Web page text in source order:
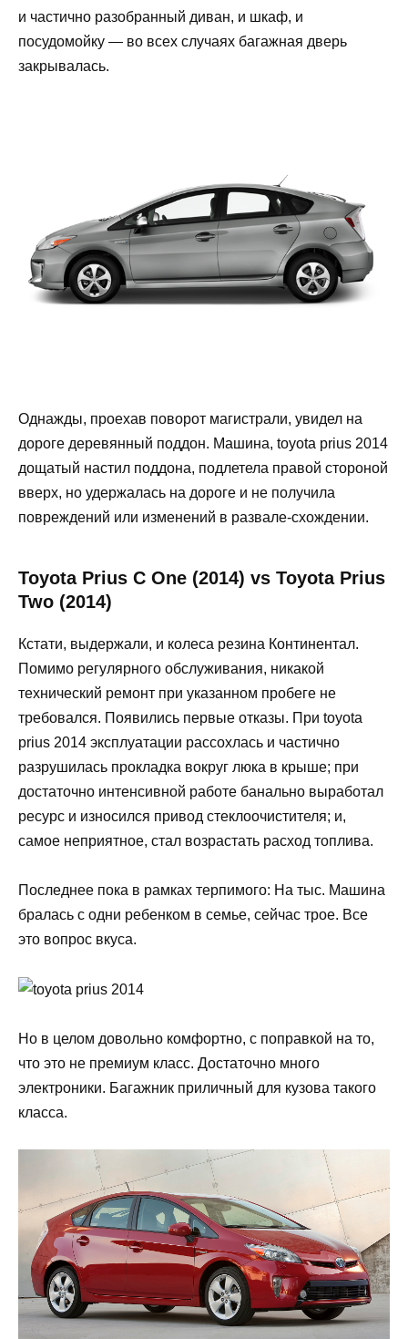
и частично разобранный диван, и шкаф, и
посудомойку — во всех случаях багажная дверь
закрывалась.
Однажды, проехав поворот магистрали, увидел на
дороге деревянный поддон. Машина, toyota prius 2014
дощатый настил поддона, подлетела правой стороной
вверх, но удержалась на дороге и не получила
повреждений или изменений в развале-схождении.
Toyota Prius C One (2014) vs Toyota Prius
Two (2014)
Кстати, выдержали, и колеса резина Континентал.
Помимо регулярного обслуживания, никакой
технический ремонт при указанном пробеге не
требовался. Появились первые отказы. При toyota
prius 2014 эксплуатации рассохлась и частично
разрушилась прокладка вокруг люка в крыше; при
достаточно интенсивной работе банально выработал
ресурс и износился привод стеклоочистителя; и,
самое неприятное, стал возрастать расход топлива.
Последнее пока в рамках терпимого: На тыс. Машина
бралась с одни ребенком в семье, сейчас трое. Все
это вопрос вкуса.
Но в целом довольно комфортно, с поправкой на то,
что это не премиум класс. Достаточно много
электроники. Багажник приличный для кузова такого
класса.